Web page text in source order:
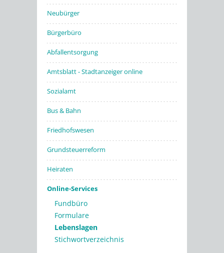
Neubürger
Bürgerbüro
Abfallentsorgung
Amtsblatt - Stadtanzeiger online
Sozialamt
Bus & Bahn
Friedhofswesen
Grundsteuerreform
Heiraten
Online-Services
Fundbüro
Formulare
Lebenslagen
Stichwortverzeichnis